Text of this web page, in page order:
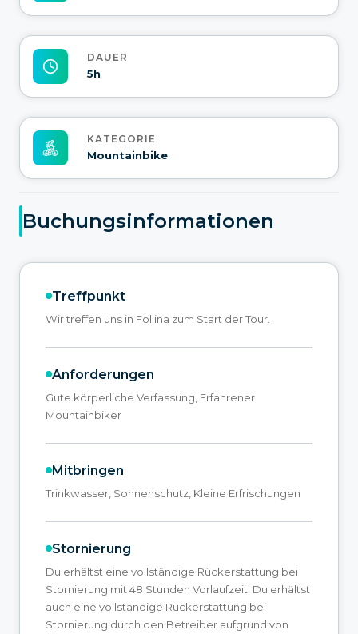
DAUER
5h
KATEGORIE
Mountainbike
Buchungsinformationen
Treffpunkt
Wir treffen uns in Follina zum Start der Tour.
Anforderungen
Gute körperliche Verfassung, Erfahrener
Mountainbiker
Mitbringen
Trinkwasser, Sonnenschutz, Kleine Erfrischungen
Stornierung
Du erhältst eine vollständige Rückerstattung bei
Stornierung mit 48 Stunden Vorlaufzeit. Du erhältst
auch eine vollständige Rückerstattung bei
Stornierung durch den Betreiber aufgrund von